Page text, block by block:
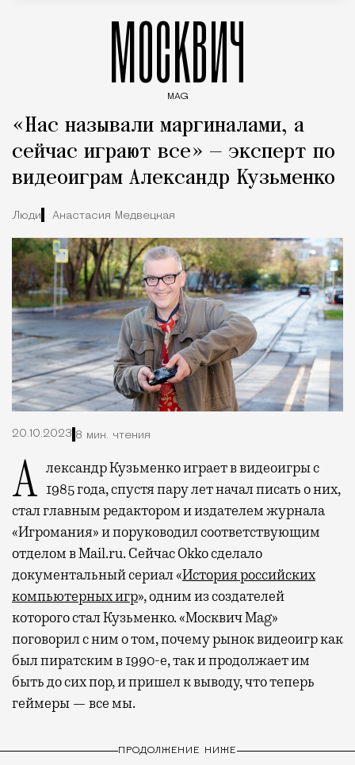
МОСКВИЧ
MAG
«Нас называли маргиналами, а
сейчас играют все» — эксперт по
видеоиграм Александр Кузьменко
Люди Анастасия Медвецкая
20.10.2023 8 мин. чтения
Александр Кузьменко играет в видеоигры с 1985 года, спустя пару лет начал писать о них,
стал главным редактором и издателем журнала
«Игромания» и поруководил соответствующим
отделом в Mail.ru. Сейчас Okko сделало
документальный сериал «История российских
компьютерных игр», одним из создателей
которого стал Кузьменко. «Москвич Mag»
поговорил с ним о том, почему рынок видеоигр как
был пиратским в 1990-е, так и продолжает им
быть до сих пор, и пришел к выводу, что теперь
геймеры — все мы.
ПРОДОЛЖЕНИЕ НИЖЕ